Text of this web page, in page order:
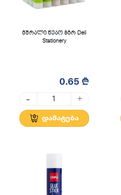
მშრალი წებო 8გრ Deli
Stationery
0.65 ₾
- +
დამატება